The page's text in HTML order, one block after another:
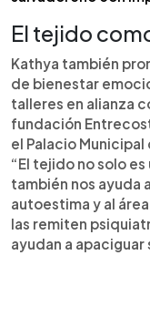
El tejido
Kathya también
de bienestar
talleres en alianza
fundación
el Palacio
“El tejido no solo
también nos ayuda
autoestima y al
las remiten
ayudan a